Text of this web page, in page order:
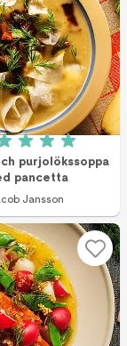
Betyg: 5 av 5 (4
purjolökssoppa
pancetta
Jansson